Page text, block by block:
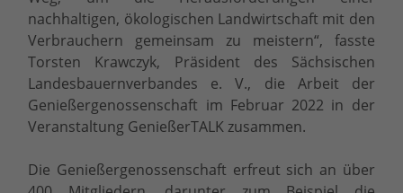
nachhaltigen, ökologischen Landwirtschaft mit den
Verbrauchern gemeinsam zu meistern“, fasste
Torsten Krawczyk, Präsident des Sächsischen
Landesbauernverbandes e. V., die Arbeit der
Genießergenossenschaft im Februar 2022 in der
Veranstaltung GenießerTALK zusammen.
Die Genießergenossenschaft erfreut sich an über